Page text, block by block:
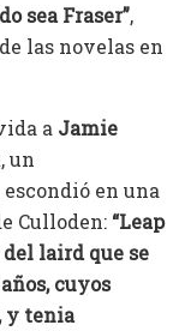
sea Fraser”,
las novelas en
a Jamie
un
en una
Culloden: “Leap
del laird que se
cuyos
y tenia